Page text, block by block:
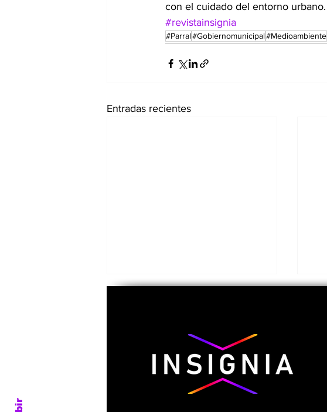
con el cuidado del entorno urbano.
#revistainsignia
#Parral#Gobiernomunicipal#Medioambiente
Entradas recientes
Emeterio Pantaleón, el